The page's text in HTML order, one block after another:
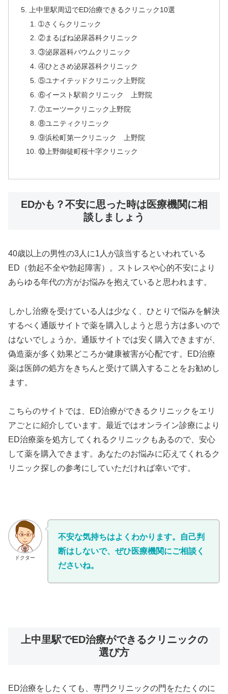
上中里駅周辺でED治療できるクリニック10選
➀さくらクリニック
②まるばね泌尿器科クリニック
③泌尿器科バウムクリニック
④ひとさめ泌尿器科クリニック
⑤ユナイテッドクリニック上野院
⑥イースト駅前クリニック 上野院
⑦エーツークリニック上野院
⑧ユニティクリニック
⑨浜松町第一クリニック 上野院
⑩上野御徒町桜十字クリニック
EDかも？不安に思った時は医療機関に相
談しましょう
40歳以上の男性の3人に1人が該当するといわれている
ED（勃起不全や勃起障害）。ストレスや心的不安により
あらゆる年代の方がお悩みを抱えていると思われます。
しかし治療を受けている人は少なく、ひとりで悩みを解決
するべく通販サイトで薬を購入しようと思う方は多いので
はないでしょうか。通販サイトでは安く購入できますが、
偽造薬が多く効果どころか健康被害が心配です。ED治療
薬は医師の処方をきちんと受けて購入することをお勧めし
ます。
こちらのサイトでは、ED治療ができるクリニックをエリ
アごとに紹介しています。最近ではオンライン診療により
ED治療薬を処方してくれるクリニックもあるので、安心
して薬を購入できます。あなたのお悩みに応えてくれるク
リニック探しの参考にしていただければ幸いです。
ドクター
不安な気持ちはよくわかります。自己判
断はしないで、ぜひ医療機関にご相談く
ださいね。
上中里駅でED治療ができるクリニックの
選び方
ED治療をしたくても、専門クリニックの門をたたくのに